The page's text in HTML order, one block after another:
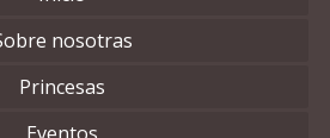
nosotras
Princesas